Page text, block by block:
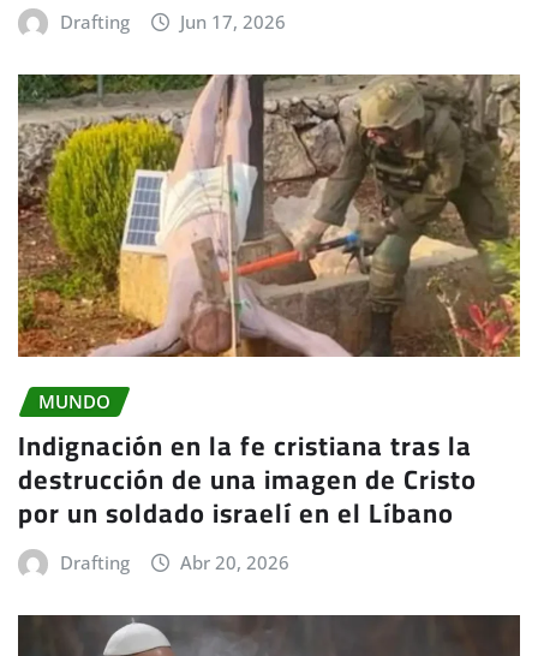
Drafting Jun 17, 2026
MUNDO
Indignación en la fe cristiana tras la
destrucción de una imagen de Cristo
por un soldado israelí en el Líbano
Drafting Abr 20, 2026